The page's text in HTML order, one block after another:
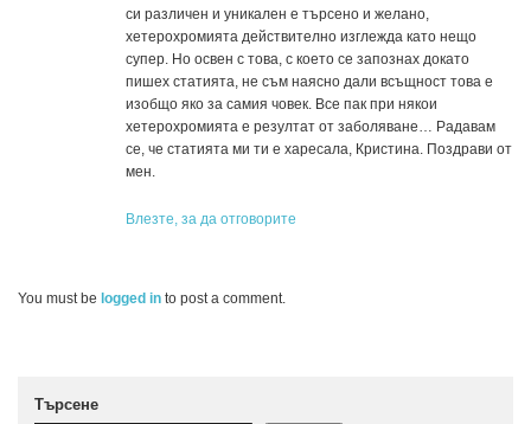
си различен и уникален е търсено и желано,
хетерохромията действително изглежда като нещо
супер. Но освен с това, с което се запознах докато
пишех статията, не съм наясно дали всъщност това е
изобщо яко за самия човек. Все пак при някои
хетерохромията е резултат от заболяване… Радавам
се, че статията ми ти е харесала, Кристина. Поздрави от
мен.
Влезте, за да отговорите
You must be logged in to post a comment.
Търсене